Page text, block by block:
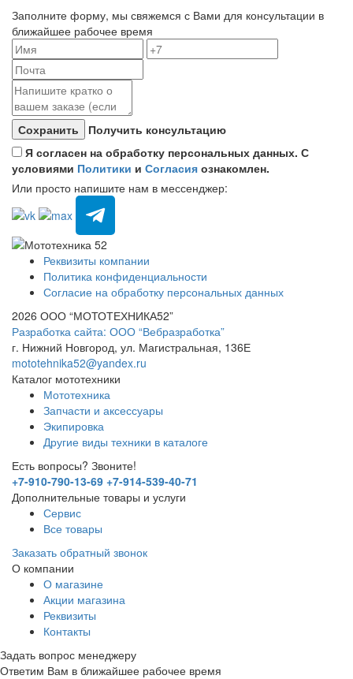
Заполните форму, мы свяжемся с Вами для консультации в
ближайшее рабочее время
Получить консультацию
Я согласен на обработку персональных данных. С
условиями Политики и Согласия ознакомлен.
Или просто напишите нам в мессенджер:
Реквизиты компании
Политика конфиденциальности
Согласие на обработку персональных данных
2026 ООО “МОТОТЕХНИКА52”
Разработка сайта: ООО “Вебразработка”
г. Нижний Новгород, ул. Магистральная, 136Е
mototehnika52@yandex.ru
Каталог мототехники
Мототехника
Запчасти и аксессуары
Экипировка
Другие виды техники в каталоге
Есть вопросы? Звоните!
+7-910-790-13-69 +7-914-539-40-71
Дополнительные товары и услуги
Сервис
Все товары
Заказать обратный звонок
О компании
О магазине
Акции магазина
Реквизиты
Контакты
Задать вопрос менеджеру
Ответим Вам в ближайшее рабочее время